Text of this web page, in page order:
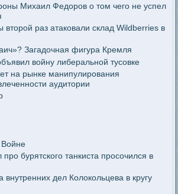
Михаил Федоров о том чего не успел
второй раз атаковали склад Wildberries в
Загадочная фигура Кремля
войну либеральной тусовке
на рынке манипулирования
аудитории
бурятского танкиста просочился в
внутренних дел Колокольцева в кругу